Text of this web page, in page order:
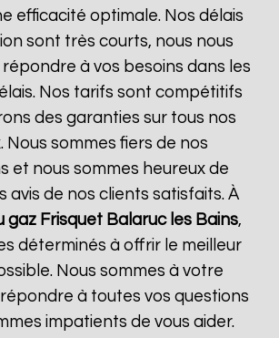
efficacité optimale. Nos délais
sont très courts, nous nous
à vos besoins dans les
Nos tarifs sont compétitifs
des garanties sur tous nos
Nous sommes fiers de nos
et nous sommes heureux de
avis de nos clients satisfaits. À
gaz Frisquet Balaruc les Bains,
déterminés à offrir le meilleur
Nous sommes à votre
à toutes vos questions
impatients de vous aider.